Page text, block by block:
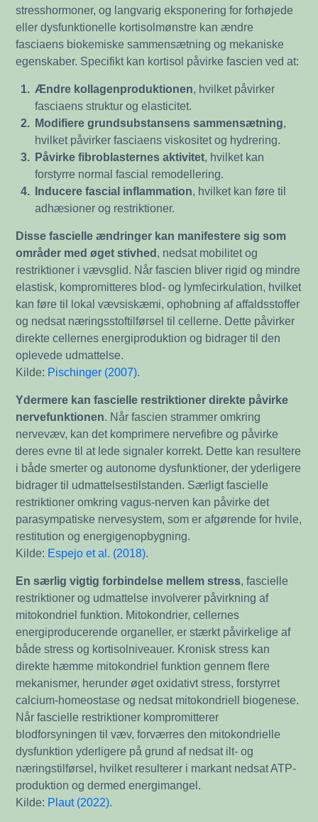
stresshormoner, og langvarig eksponering for forhøjede
eller dysfunktionelle kortisolmønstre kan ændre
fasciaens biokemiske sammensætning og mekaniske
egenskaber. Specifikt kan kortisol påvirke fascien ved at:
1. Ændre kollagenproduktionen, hvilket påvirker
fasciaens struktur og elasticitet.
2. Modifiere grundsubstansens sammensætning,
hvilket påvirker fasciaens viskositet og hydrering.
3. Påvirke fibroblasternes aktivitet, hvilket kan
forstyrre normal fascial remodellering.
4. Inducere fascial inflammation, hvilket kan føre til
adhæsioner og restriktioner.
Disse fascielle ændringer kan manifestere sig som
områder med øget stivhed, nedsat mobilitet og
restriktioner i vævsglid. Når fascien bliver rigid og mindre
elastisk, kompromitteres blod- og lymfecirkulation, hvilket
kan føre til lokal vævsiskæmi, ophobning af affaldsstoffer
og nedsat næringsstoftilførsel til cellerne. Dette påvirker
direkte cellernes energiproduktion og bidrager til den
oplevede udmattelse.
Kilde: Pischinger (2007).
Ydermere kan fascielle restriktioner direkte påvirke
nervefunktionen. Når fascien strammer omkring
nervevæv, kan det komprimere nervefibre og påvirke
deres evne til at lede signaler korrekt. Dette kan resultere
i både smerter og autonome dysfunktioner, der yderligere
bidrager til udmattelsestilstanden. Særligt fascielle
restriktioner omkring vagus-nerven kan påvirke det
parasympatiske nervesystem, som er afgørende for hvile,
restitution og energigenopbygning.
Kilde: Espejo et al. (2018).
En særlig vigtig forbindelse mellem stress, fascielle
restriktioner og udmattelse involverer påvirkning af
mitokondriel funktion. Mitokondrier, cellernes
energiproducerende organeller, er stærkt påvirkelige af
både stress og kortisolniveauer. Kronisk stress kan
direkte hæmme mitokondriel funktion gennem flere
mekanismer, herunder øget oxidativt stress, forstyrret
calcium-homeostase og nedsat mitokondriell biogenese.
Når fascielle restriktioner kompromitterer
blodforsyningen til væv, forværres den mitokondrielle
dysfunktion yderligere på grund af nedsat ilt- og
næringstilførsel, hvilket resulterer i markant nedsat ATP-
produktion og dermed energimangel.
Kilde: Plaut (2022).